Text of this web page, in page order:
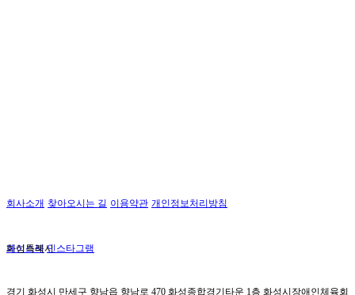
회사소개 찾아오시는 길 이용약관 개인정보처리방침
경기 화성시 만세구 향남읍 향남로 470 화성종합경기타운 1층 화성시장애인체육회
페이스북 인스타그램
화성특례시